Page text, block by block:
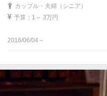
カップル・夫婦（シニア）
予算：1～ 3万円
2016/06/04～